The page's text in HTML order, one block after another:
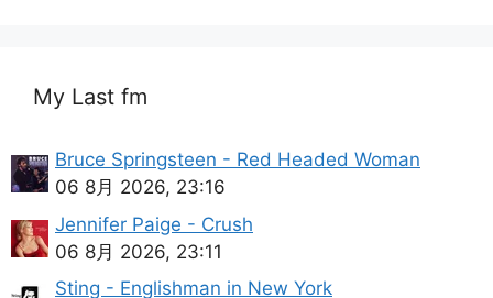
My Last fm
Bruce Springsteen - Red Headed Woman
06 8月 2026, 23:16
Jennifer Paige - Crush
06 8月 2026, 23:11
Sting - Englishman in New York